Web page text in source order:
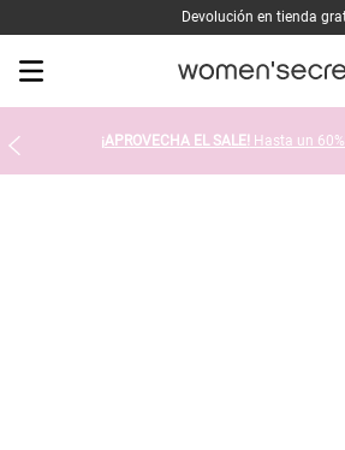
Devolución en tienda
¡APROVECHA EL SALE! Hasta un